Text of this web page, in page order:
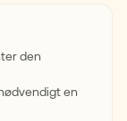
den
en